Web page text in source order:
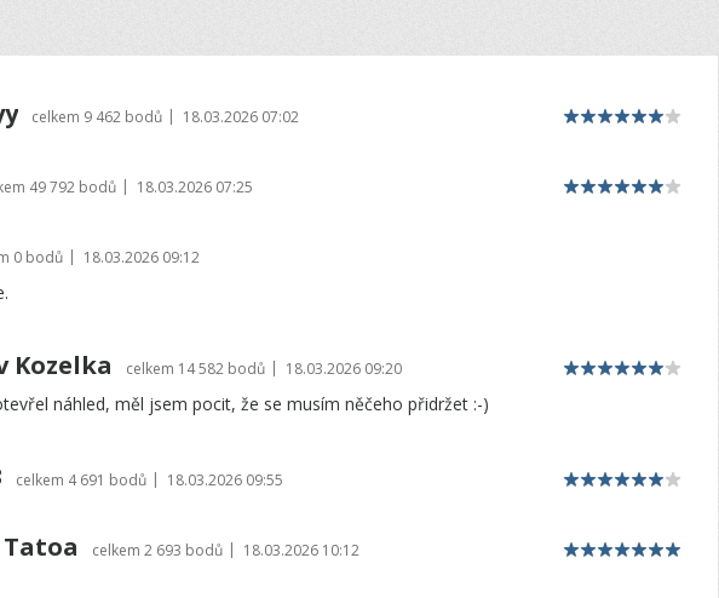
celkem 9 462 bodů | 18.03.2026 07:02
49 792 bodů | 18.03.2026 07:25
0 bodů | 18.03.2026 09:12
Kozelka celkem 14 582 bodů | 18.03.2026 09:20
náhled, měl jsem pocit, že se musím něčeho přidržet :-)
celkem 4 691 bodů | 18.03.2026 09:55
celkem 2 693 bodů | 18.03.2026 10:12